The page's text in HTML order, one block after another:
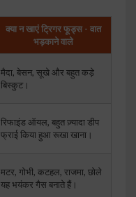
क्या न खाएं ट्रिगर फूड्स - वात
भड़काने वाले
मैदा, बेसन, सूखे और बहुत कड़े
बिस्कुट।
रिफाइंड ऑयल, बहुत ज़्यादा डीप
फ्राई किया हुआ रूखा खाना।
मटर, गोभी, कटहल, राजमा, छोले
यह भयंकर गैस बनाते हैं।